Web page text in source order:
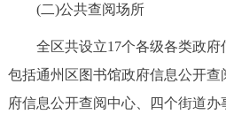
(二)公共查阅场所
全区共设立17个各级各类政府
包括通州区图书馆政府信息公开
府信息公开查阅中心、四个街道